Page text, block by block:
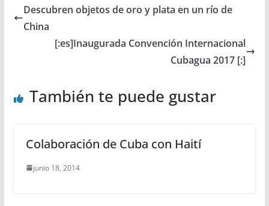
Descubren objetos de oro y plata en un río de
China
[:es]Inaugurada Convención Internacional
Cubagua 2017 [:]
También te puede gustar
Colaboración de Cuba con Haití
junio 18, 2014